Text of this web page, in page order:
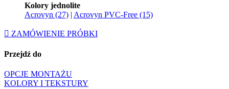
Kolory jednolite
Acrovyn (27) | Acrovyn PVC-Free (15)
ZAMÓWIENIE PRÓBKI
Przejdź do
OPCJE MONTAŻU
KOLORY I TEKSTURY